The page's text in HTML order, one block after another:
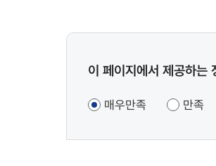
콘텐츠
조사
이 페이지에서 제공하는
매우만족 만족